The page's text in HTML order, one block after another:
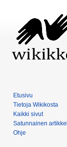
Etusivu
Tietoja Wikikosta
Kaikki sivut
Satunnainen
Ohje